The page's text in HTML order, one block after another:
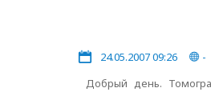
24.05.2007 09:26 -
Добрый день.